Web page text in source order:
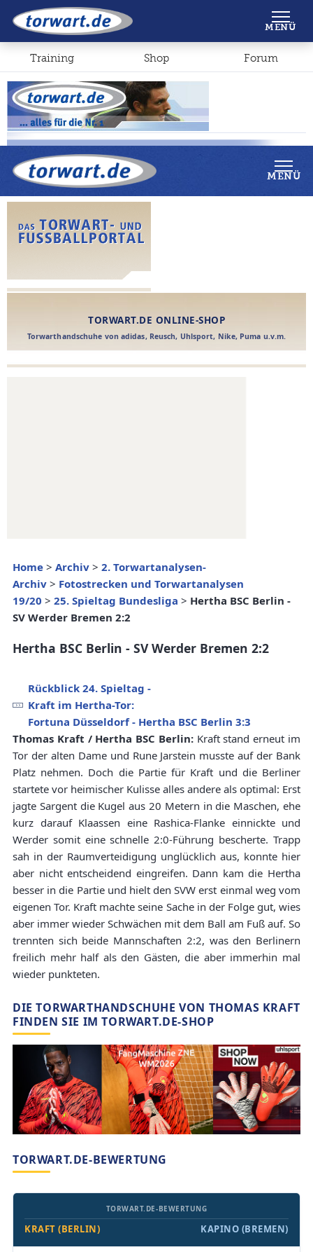
Shop Forum
MENÜ
Home > Archiv > 2. Torwartanalysen-
Archiv > Fotostrecken und Torwartanalysen
19/20 > 25. Spieltag Bundesliga > Hertha BSC Berlin -
SV Werder Bremen 2:2
Hertha BSC Berlin - SV Werder Bremen 2:2
Rückblick 24. Spieltag -
Kraft im Hertha-Tor:
Fortuna Düsseldorf - Hertha BSC Berlin 3:3
Thomas Kraft / Hertha BSC Berlin: Kraft stand erneut im
Tor der alten Dame und Rune Jarstein musste auf der Bank
Platz nehmen. Doch die Partie für Kraft und die Berliner
startete vor heimischer Kulisse alles andere als optimal: Erst
jagte Sargent die Kugel aus 20 Metern in die Maschen, ehe
kurz darauf Klaassen eine Rashica-Flanke einnickte und
Werder somit eine schnelle 2:0-Führung bescherte. Trapp
sah in der Raumverteidigung unglücklich aus, konnte hier
aber nicht entscheidend eingreifen. Dann kam die Hertha
besser in die Partie und hielt den SVW erst einmal weg vom
eigenen Tor. Kraft machte seine Sache in der Folge gut, wies
aber immer wieder Schwächen mit dem Ball am Fuß auf. So
trennten sich beide Mannschaften 2:2, was den Berlinern
freilich mehr half als den Gästen, die aber immerhin mal
wieder punkteten.
DIE TORWARTHANDSCHUHE VON THOMAS KRAFT
FINDEN SIE IM TORWART.DE-SHOP
TORWART.DE-BEWERTUNG
KRAFT (BERLIN)
TORWART.DE-BEWERTUNG
KAPINO (BREMEN)